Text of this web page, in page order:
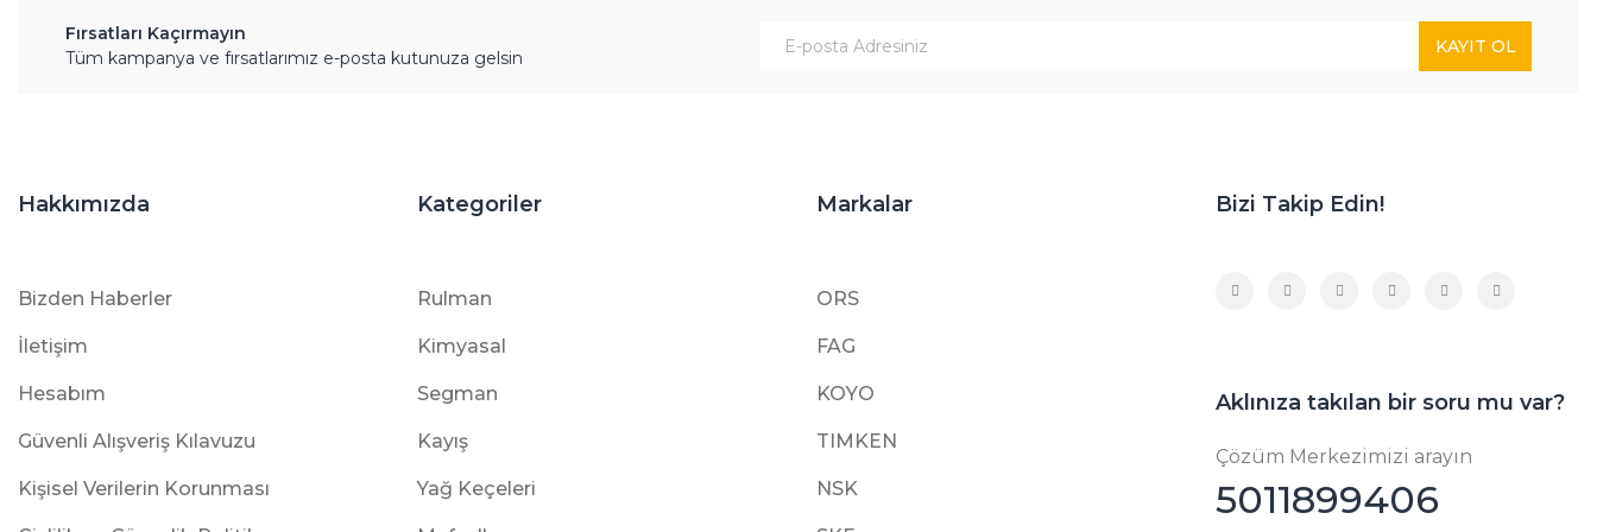
Fırsatları Kaçırmayın
Tüm kampanya ve fırsatlarımız e-posta kutunuza gelsin
KAYIT OL
Hakkımızda
Bizden Haberler
İletişim
Hesabım
Güvenli Alışveriş Kılavuzu
Kişisel Verilerin Korunması
Kategoriler
Rulman
Kimyasal
Segman
Kayış
Yağ Keçeleri
Markalar
ORS
FAG
KOYO
TIMKEN
NSK
Bizi Takip Edin!
Aklınıza takılan bir soru mu var?
Çözüm Merkezimizi arayın
5011899406